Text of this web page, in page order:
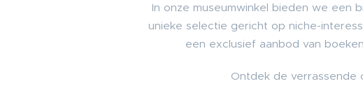
In onze museumwinkel bieden we een
unieke selectie gericht op niche-
een exclusief aanbod van
Ontdek de verrassende